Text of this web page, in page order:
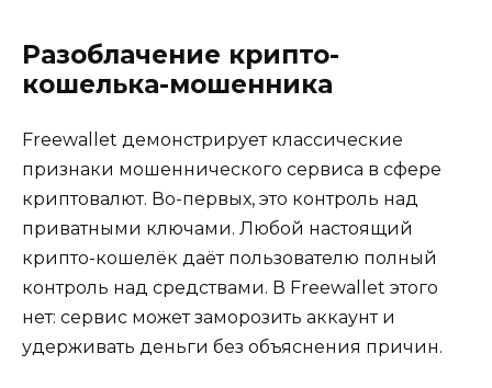
Разоблачение крипто-
кошелька-мошенника
Freewallet демонстрирует классические
признаки мошеннического сервиса в сфере
криптовалют. Во-первых, это контроль над
приватными ключами. Любой настоящий
крипто-кошелёк даёт пользователю полный
контроль над средствами. В Freewallet этого
нет: сервис может заморозить аккаунт и
удерживать деньги без объяснения причин.